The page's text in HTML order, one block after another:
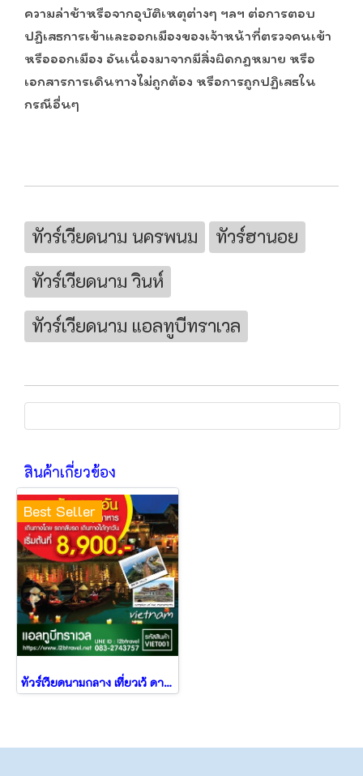
ความล่าช้าหรือจากอุบัติเหตุต่างๆ ฯลฯ ต่อการตอบ
ปฏิเสธการเข้าและออกเมืองของเจ้าหน้าที่ตรวจคนเข้า
หรือออกเมือง อันเนื่องมาจากมีสิ่งผิดกฎหมาย หรือ
เอกสารการเดินทางไม่ถูกต้อง หรือการถูกปฏิเสธใน
กรณีอื่นๆ
ทัวร์เวียดนาม นครพนม
ทัวร์ฮานอย
ทัวร์เวียดนาม วินห์
ทัวร์เวียดนาม แอลทูบีทราเวล
สินค้าเกี่ยวข้อง
Best Seller
ทัวร์เวียดนามกลาง เที่ยวเว้ ดานัง ฮอยอัน 4วัน3คืน โดยรถ จากมุกดาหาร